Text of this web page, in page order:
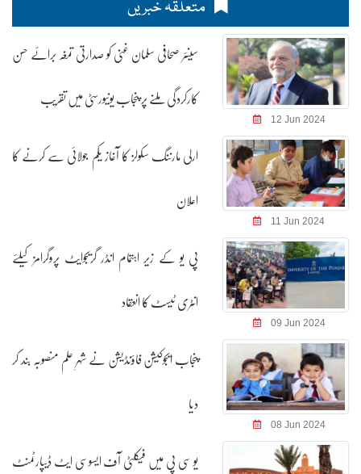
متعلقہ خبریں
12 Jun 2024
سینئر صحافی سلمان غنی کو صدارتی تمغہ برائے حسن
کارکردگی ملنے پر پنجاب یونیورسٹی میں تقریب
11 Jun 2024
ارلی مارننگ سکولز کا آغاز یکم جولائی سے کرنے کا
اعلان
09 Jun 2024
پی یو کے زیر اہتمام انڈر گریجوایٹ پروگرامز کیلئے
انٹری ٹیسٹ کا انعقاد
08 Jun 2024
پنجاب ایجوکیشن فاؤنڈیشن نے شہرِ علم منصوبہ بند کر
دیا
یو سی پی میں فیکلٹی آف ایسوسی ایٹ ڈیپارٹمنٹ